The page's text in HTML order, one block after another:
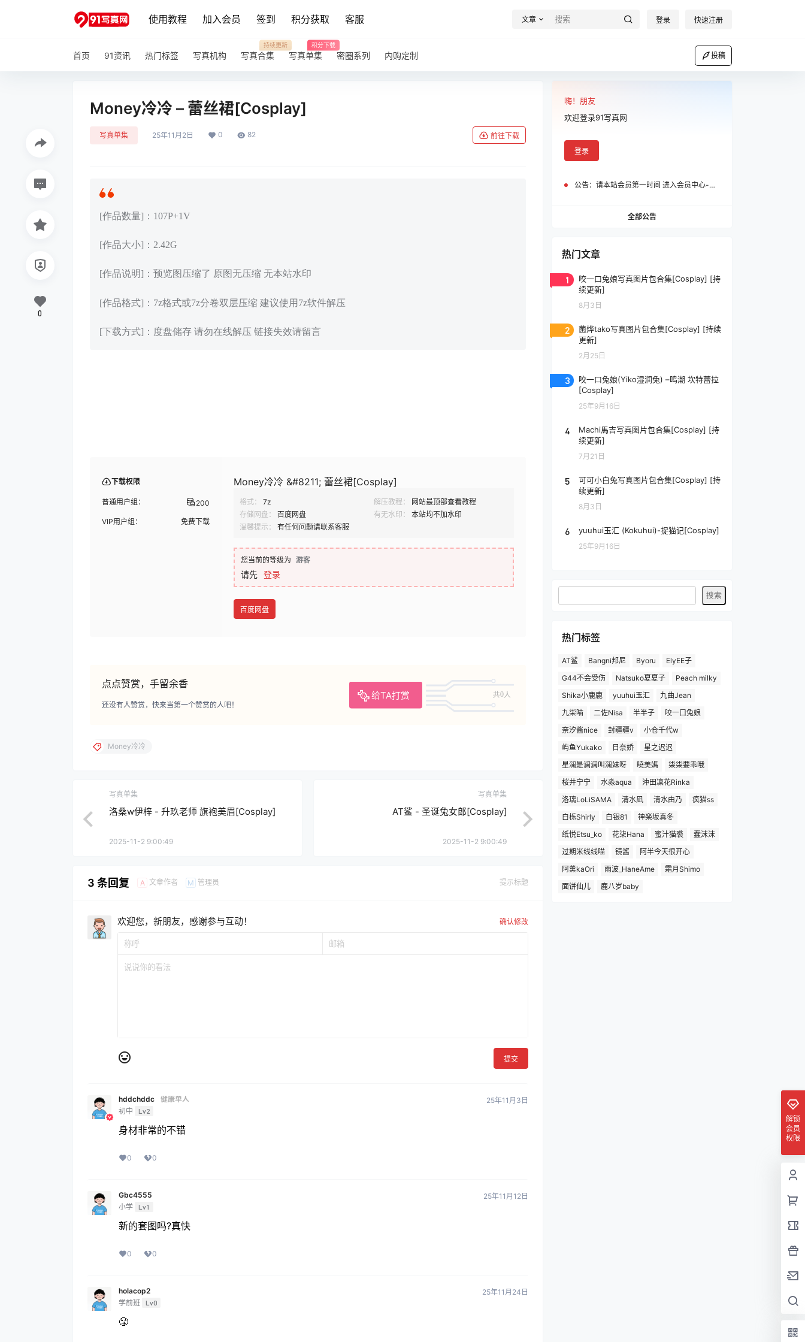
使用教程 加入会员 签到 积分获取 客服 文章 登录 快速注册
首页 91资讯 热门标签 写真机构 写真合集
持续更新
写真单集
积分下载
密圈系列 内购定制 投稿
Money冷冷 – 蕾丝裙[Cosplay]
写真单集 25年11月2日 0 82 前往下载
[作品数量]：107P+1V
[作品大小]：2.42G
[作品说明]：预览图压缩了 原图无压缩 无本站水印
[作品格式]：7z格式或7z分卷双层压缩 建议使用7z软件解压
[下载方式]：度盘储存 请勿在线解压 链接失效请留言
下载权限
普通用户组： 200
VIP用户组： 免费下载
Money冷冷 &#8211; 蕾丝裙[Cosplay]
格式： 7z 解压教程：
网站最顶部查看教程
存储网盘：
百度网盘 有无水印：
本站均不加水印
温馨提示：
有任何问题请联系客服
您当前的等级为 游客
请先 登录
百度网盘
点点赞赏，手留余香
给TA打赏 共0人
还没有人赞赏，快来当第一个赞赏的人吧！
0
Money冷冷
写真单集
洛桑w伊梓 - 升玖老师 旗袍美眉[Cosplay]
2025-11-2 9:00:49
写真单集
AT鲨 - 圣诞兔女郎[Cosplay]
2025-11-2 9:00:49
3 条回复 A 文章作者 M 管理员 提示标题
欢迎您，新朋友，感谢参与互动！ 确认修改
提交
hddchddc
健康单人
初中
Lv2
25年11月3日
身材非常的不错
0 0
Gbc4555
小学 Lv1
25年11月12日
新的套图吗?真快
0 0
holacop2
学前班 Lv0
25年11月24日
😤
嗨！朋友
欢迎登录91写真网
登录
公告： 请本站会员第一时间 进入会员中心-我的设置中为您的账号绑定邮箱!
全部公告
热门文章
1
咬一口兔娘写真图片包合集[Cosplay] [持
续更新]
8月3日
2
菌烨tako写真图片包合集[Cosplay] [持续
更新]
2月25日
3
咬一口兔娘(Yiko湿润兔) –鸣潮 坎特蕾拉
[Cosplay]
25年9月16日
4
Machi馬吉写真图片包合集[Cosplay] [持
续更新]
7月21日
5
可可小白兔写真图片包合集[Cosplay] [持
续更新]
8月3日
6 yuuhui玉汇 (Kokuhui)-捉猫记[Cosplay]
25年9月16日
热门标签
AT鲨 Bangni邦尼 Byoru
ElyEE子
G44不会受伤
Natsuko夏夏子
Peach milky
Shika小鹿鹿
yuuhui玉汇
九曲Jean
九柒喵
二佐Nisa 半半子
咬一口兔娘
奈汐酱nice
封疆疆v
小仓千代w
屿鱼Yukako
日奈娇
星之迟迟
星澜是澜澜叫澜妹呀
曉美媽
柒柒要乖哦
桜井宁宁
水淼aqua
沖田凜花Rinka
洛璃LoLiSAMA
清水凪 清水由乃
疯猫ss
白栎Shirly
白银81
神楽坂真冬
纸悦Etsu_ko
花柒Hana 蜜汁猫裘
蠢沫沫
过期米线线喵
镜酱
阿半今天很开心
阿薰kaOri
雨波_HaneAme
霜月Shimo
面饼仙儿
鹿八岁baby
解锁
会员
权限